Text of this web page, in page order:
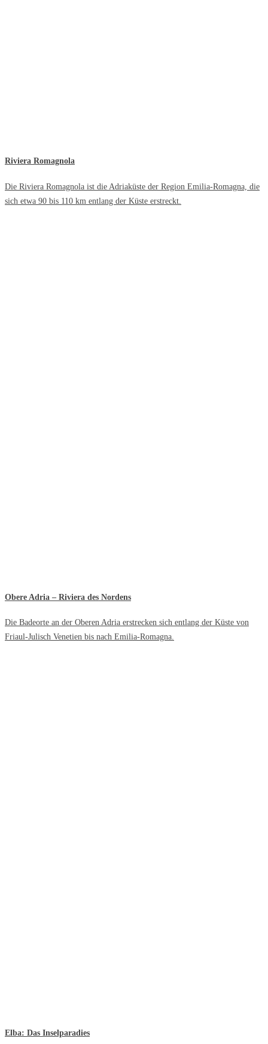
Riviera Romagnola
Die Riviera Romagnola ist die Adriaküste der Region Emilia-Romagna, die
sich etwa 90 bis 110 km entlang der Küste erstreckt.
Obere Adria – Riviera des Nordens
Die Badeorte an der Oberen Adria erstrecken sich entlang der Küste von
Friaul-Julisch Venetien bis nach Emilia-Romagna.
Elba: Das Inselparadies